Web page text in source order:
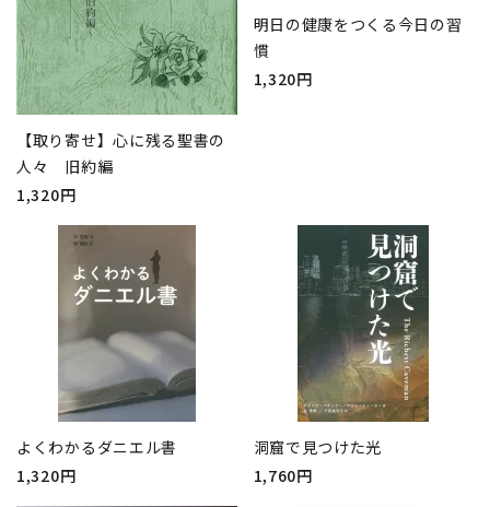
【取り寄せ】心に残る聖書の
人々 旧約編
1,320円
明日の健康をつくる今日の習
慣
1,320円
よくわかるダニエル書
1,320円
洞窟で見つけた光
1,760円